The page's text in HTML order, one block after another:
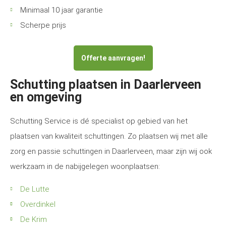
Minimaal 10 jaar garantie
Scherpe prijs
Offerte aanvragen!
Schutting plaatsen in Daarlerveen
en omgeving
Schutting Service is dé specialist op gebied van het
plaatsen van kwaliteit schuttingen. Zo plaatsen wij met alle
zorg en passie schuttingen in Daarlerveen, maar zijn wij ook
werkzaam in de nabijgelegen woonplaatsen:
De Lutte
Overdinkel
De Krim